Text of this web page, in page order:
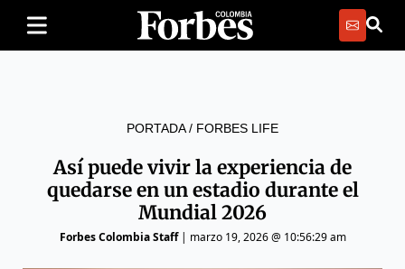
PORTADA/ FORBES LIFE
Así puede vivir la experiencia de
quedarse en un estadio durante el
Mundial 2026
Forbes Colombia Staff| marzo 19, 2026 @ 10:56:29 am